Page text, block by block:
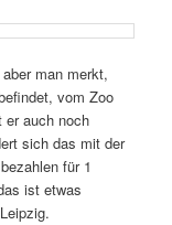
man merkt,
vom Zoo
er auch noch
sich das mit der
für 1
ist etwas